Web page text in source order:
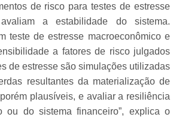
de risco para testes de estresse
a estabilidade do sistema.
teste de estresse macroeconômico e
a fatores de risco julgados
de estresse são simulações utilizadas
resultantes da materialização de
plausíveis, e avaliar a resiliência
ou do sistema financeiro”, explica o